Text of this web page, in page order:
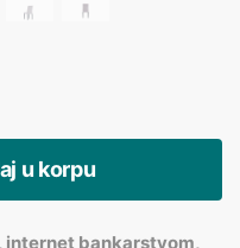
u korpu
internet bankarstvom,